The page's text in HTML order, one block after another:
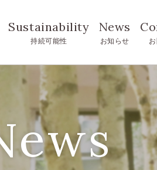
Sustainability
持続可能性
News
お知らせ